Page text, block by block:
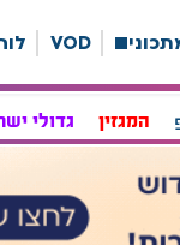
VOD
המגזין גדולי